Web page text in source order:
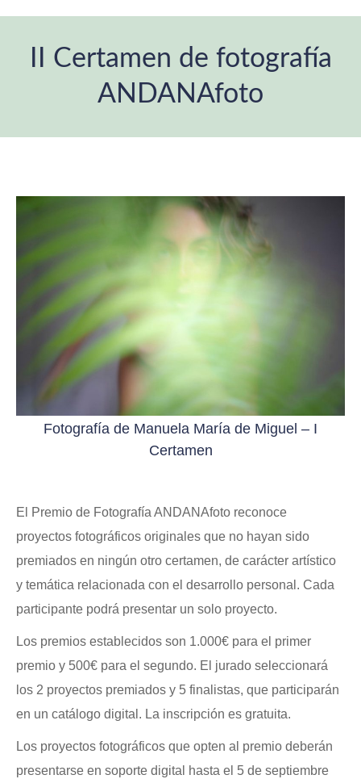
II Certamen de fotografía
ANDANAfoto
Fotografía de Manuela María de Miguel – I
Certamen
El Premio de Fotografía ANDANAfoto reconoce
proyectos fotográficos originales que no hayan sido
premiados en ningún otro certamen, de carácter artístico
y temática relacionada con el desarrollo personal. Cada
participante podrá presentar un solo proyecto.
Los premios establecidos son 1.000€ para el primer
premio y 500€ para el segundo. El jurado seleccionará
los 2 proyectos premiados y 5 finalistas, que participarán
en un catálogo digital. La inscripción es gratuita.
Los proyectos fotográficos que opten al premio deberán
presentarse en soporte digital hasta el 5 de septiembre